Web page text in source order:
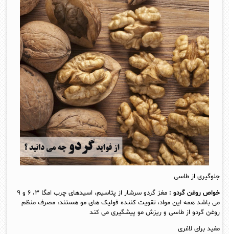
جلوگیری از طاسی
خواص روغن گردو :
مغز گردو سرشار از پتاسیم، اسیدهای چرب امگا ۳، ۶ و ۹
می باشد همه این مواد، تقویت کننده فولیک های مو هستند، مصرف منظم
روغن گردو از طاسی و ریزش مو پیشگیری می کند
مفید برای لاغری